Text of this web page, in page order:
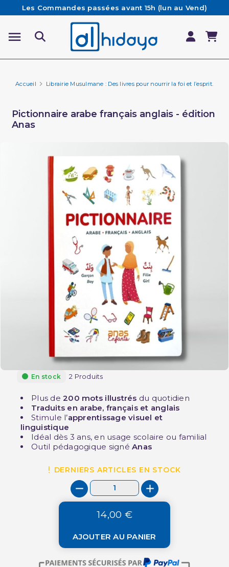
Les Commandes passées avant 15h (lun au Vend)
sont préparées et expédiées le jour même
Besoin d'aide ? Retrouvez notre FAQ
Livraison offerte à partir de 65€ d'achat*
Accueil Librairie Musulmane : Des livres pour nourrir la foi et l’esprit.
Pictionnaire arabe français anglais - édition
Anas
En stock 2 Produits
Plus de200 mots illustrés du quotidien
Traduits en arabe, français et anglais
Stimule l’apprentissage visuel et
linguistique
Idéal dès 3 ans, en usage scolaire ou familial
Outil pédagogique signéAnas
DERNIERS ARTICLES EN STOCK
14,00 €
AJOUTER AU PANIER